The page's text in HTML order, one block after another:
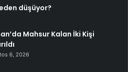
düşüyor?
Mahsur Kalan İki Kişi
6, 2026